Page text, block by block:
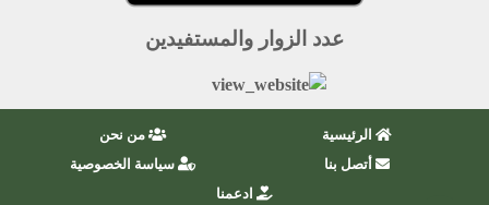
عدد الزوار والمستفيدين
الرئيسية
من نحن
أتصل بنا
سياسة الخصوصية
ادعمنا